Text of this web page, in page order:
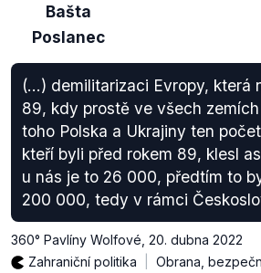
Bašta
Poslanec
(...) demilitarizaci Evropy, která
89, kdy prostě ve všech
toho Polska a Ukrajiny ten
kteří byli před rokem 89, klesl
u nás je to 26 000, předtím to
200 000, tedy v rámci
360° Pavlíny Wolfové 20. dubna 2022
Zahraniční politika
Obrana,